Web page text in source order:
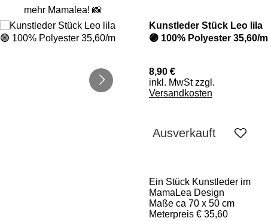
mehr Mamalea! 📸
Kunstleder Stück Leo lila
🟣 100% Polyester 35,60/m
8,90 €
inkl. MwSt zzgl.
Versandkosten
Ausverkauft
Ein Stück Kunstleder im
MamaLea Design
Maße ca 70 x 50 cm
Meterpreis € 35,60